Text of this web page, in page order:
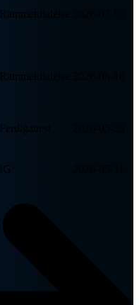
Rammetillatelse
Rammetillatelse
Ferdigattest
IG